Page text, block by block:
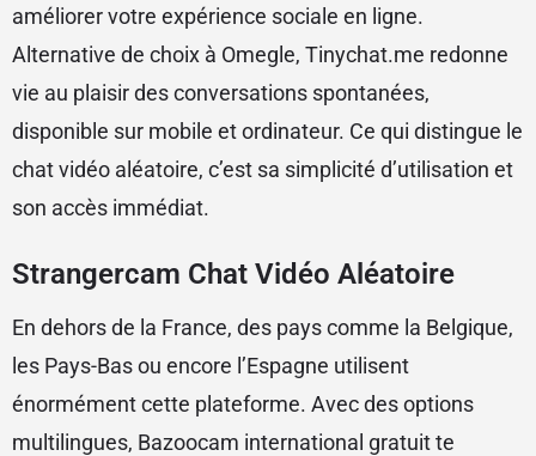
améliorer votre expérience sociale en ligne.
Alternative de choix à Omegle, Tinychat.me redonne
vie au plaisir des conversations spontanées,
disponible sur mobile et ordinateur. Ce qui distingue le
chat vidéo aléatoire, c’est sa simplicité d’utilisation et
son accès immédiat.
Strangercam Chat Vidéo Aléatoire
En dehors de la France, des pays comme la Belgique,
les Pays-Bas ou encore l’Espagne utilisent
énormément cette plateforme. Avec des options
multilingues, Bazoocam international gratuit te